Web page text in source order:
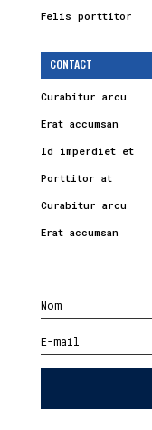
Felis porttitor
CONTACT
Curabitur arcu
Erat accumsan
Id imperdiet et
Porttitor at
Curabitur arcu
Erat accumsan